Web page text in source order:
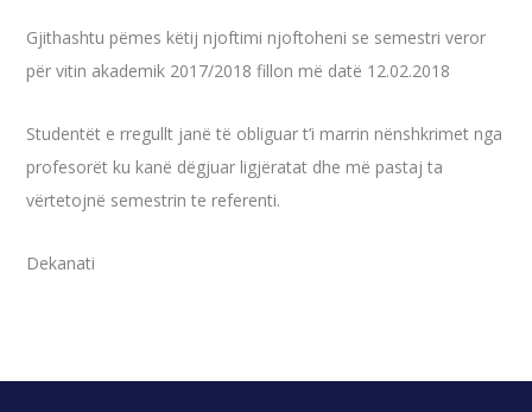
Gjithashtu pëmes këtij njoftimi njoftoheni se semestri veror
për vitin akademik 2017/2018 fillon më datë 12.02.2018
Studentët e rregullt janë të obliguar t’i marrin nënshkrimet nga
profesorët ku kanë dëgjuar ligjëratat dhe më pastaj ta
vërtetojnë semestrin te referenti.
Dekanati